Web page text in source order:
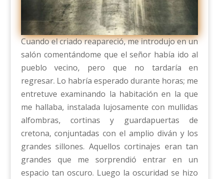
Cuando el criado reapareció, me introdujo en un
salón comentándome que el señor había ido al
pueblo vecino, pero que no tardaría en
regresar. Lo habría esperado durante horas; me
entretuve examinando la habitación en la que
me hallaba, instalada lujosamente con mullidas
alfombras, cortinas y guardapuertas de
cretona, conjuntadas con el amplio diván y los
grandes sillones. Aquellos cortinajes eran tan
grandes que me sorprendió entrar en un
espacio tan oscuro. Luego la oscuridad se hizo